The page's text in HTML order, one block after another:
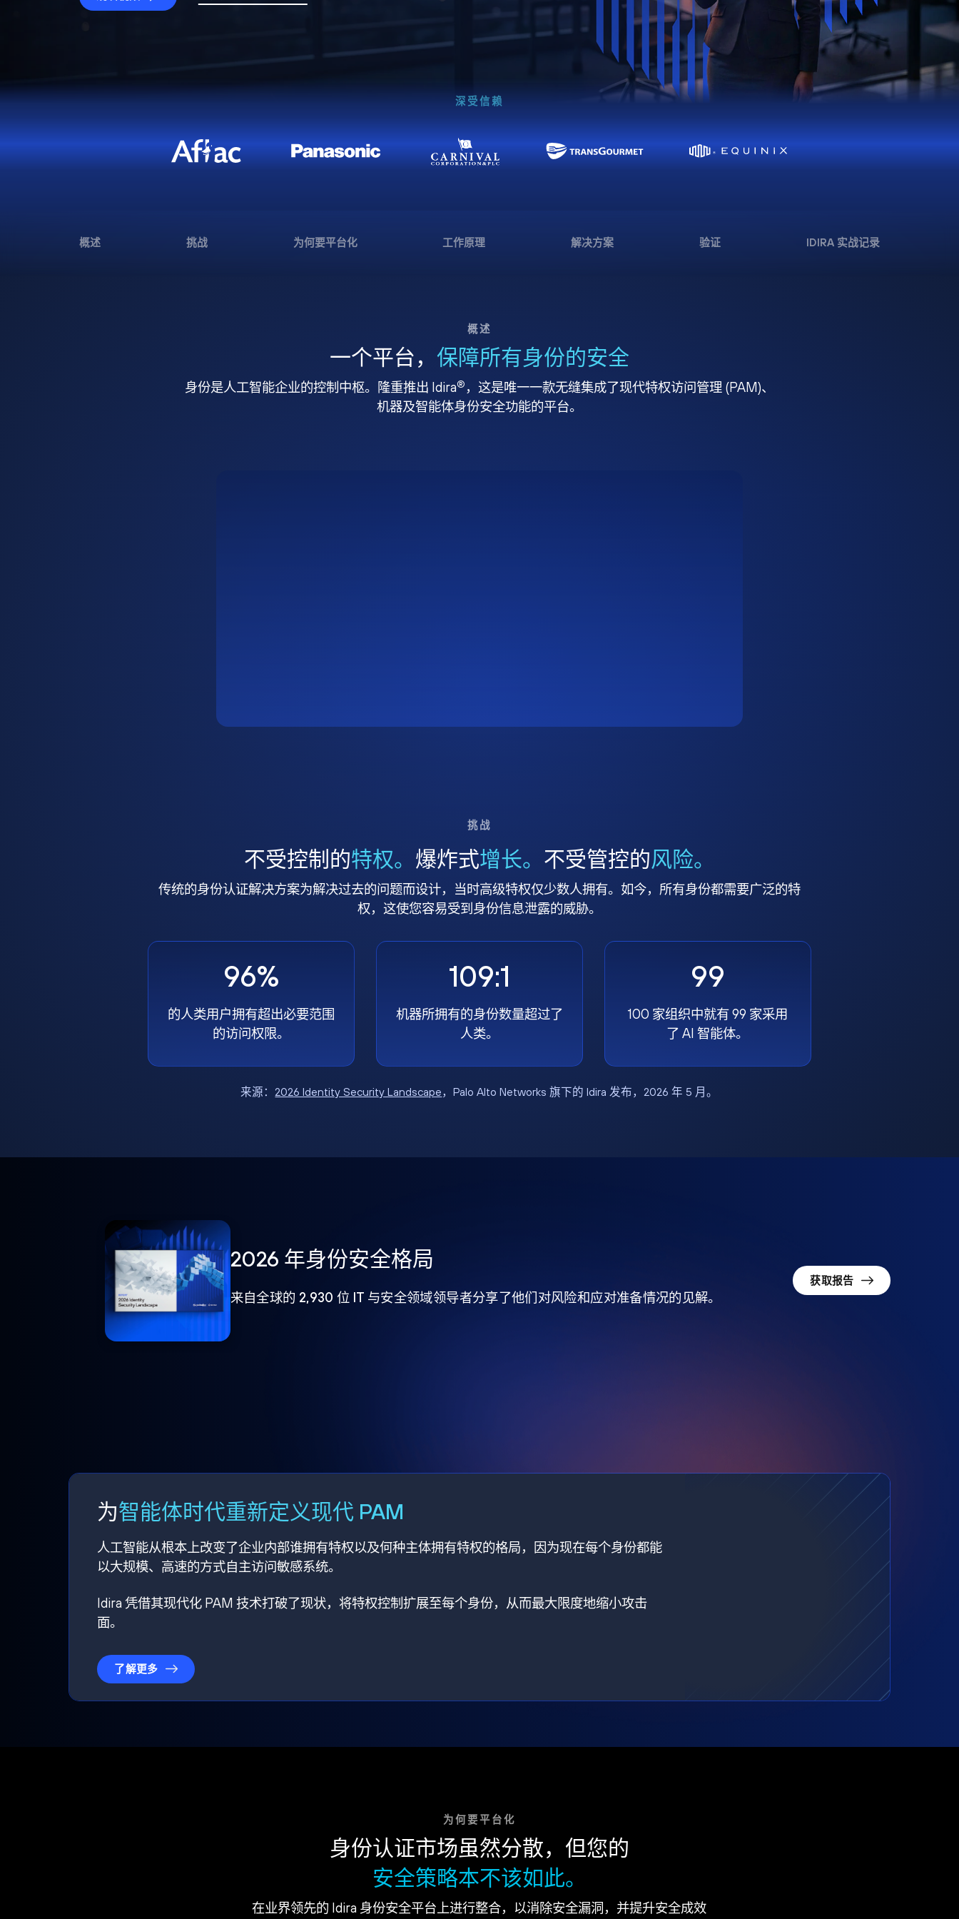
深受信赖
概述 挑战 为何要平台化 工作原理 解决方案 验证 IDIRA 实战记录
概述
一个平台， 保障所有身份的安全
身份是人工智能企业的控制中枢。隆重推出 Idira® ，这是唯一一款无缝集成了现代特权访问管理 (PAM)、
机器及智能体身份安全功能的平台。
挑战
不受控制的特权。 爆炸式增长。 不受管控的风险。
传统的身份认证解决方案为解决过去的问题而设计，当时高级特权仅少数人拥有。如今，所有身份都需要广泛的特
权，这使您容易受到身份信息泄露的威胁。
96%
的人类用户拥有超出必要范围
的访问权限。
109:1
机器所拥有的身份数量超过了
人类。
99
100 家组织中就有 99 家采用
了 AI 智能体。
来源： 2026 Identity Security Landscape，Palo Alto Networks 旗下的 Idira 发布，2026 年 5 月。
2026 年身份安全格局
来自全球的 2,930 位 IT 与安全领域领导者分享了他们对风险和应对准备情况的见解。
获取报告
为智能体时代重新定义现代 PAM
人工智能从根本上改变了企业内部谁拥有特权以及何种主体拥有特权的格局，因为现在每个身份都能
以大规模、高速的方式自主访问敏感系统。
Idira 凭借其现代化 PAM 技术打破了现状，将特权控制扩展至每个身份，从而最大限度地缩小攻击
面。
了解更多
为何要平台化
身份认证市场虽然分散，但您的
安全策略本不该如此。
在业界领先的 Idira 身份安全平台上进行整合，以消除安全漏洞，并提升安全成效